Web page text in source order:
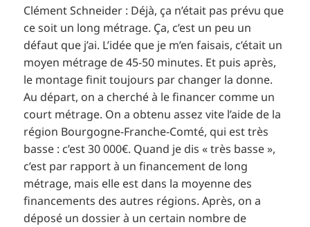
Clément Schneider : Déjà, ça n’était pas prévu que
ce soit un long métrage. Ça, c’est un peu un
défaut que j’ai. L’idée que je m’en faisais, c’était un
moyen métrage de 45-50 minutes. Et puis après,
le montage finit toujours par changer la donne.
Au départ, on a cherché à le financer comme un
court métrage. On a obtenu assez vite l’aide de la
région Bourgogne-Franche-Comté, qui est très
basse : c’est 30 000€. Quand je dis « très basse »,
c’est par rapport à un financement de long
métrage, mais elle est dans la moyenne des
financements des autres régions. Après, on a
déposé un dossier à un certain nombre de